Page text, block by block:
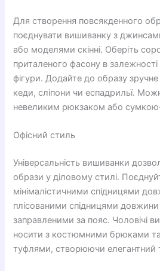
Для створення повсякденного
поєднувати вишиванку з
або моделями скінні. Оберіть
приталеного фасону в
фігури. Додайте до образу
кеди, сліпони чи еспадрильї.
невеликим рюкзаком або
Офісний стиль
Універсальність вишиванки
образи у діловому стилі.
мінімалістичними спідницями
плісованими спідницями довжини
заправленими за пояс. Чоловічі
носити з костюмними брюками
туфлями, створюючи елегантний